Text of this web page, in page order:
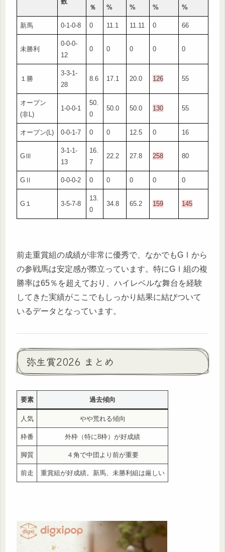
％
% % % %
新馬 0-1-0-8 0 11.1 11.11 0 66
未勝利
0-0-0-
12
0 0 0 0 0
１勝
3-3-1-
28
8.6 17.1 20.0 126 55
オープン
(非L)
1-0-0-1
50.
0
50.0 50.0 130 55
オープン(L) 0-0-1-7 0 0 12.5 0 16
GⅢ
3-1-1-
13
16.
7
22.2 27.8 258 80
GⅡ 0-0-0-2 0 0 0 0 0
G１ 3-5-7-8
13.
0
34.8 65.2 159 145
前走重賞組の成績が非常に優秀で、なかでもGⅠから
の参戦馬は安定感が際立っています。特にGⅠ組の複
勝率は65％を超えており、ハイレベルな舞台を経験
してきた実績がここでもしっかり結果に結びついて
いるデータとなっています。
弥生賞2026 まとめ
要素 過去傾向
人気 やや荒れる傾向
枠番 外枠（特に8枠）が好成績
脚質 ４角で中団より前が重要
前走 重賞組が好成績。新馬、未勝利組は厳しい